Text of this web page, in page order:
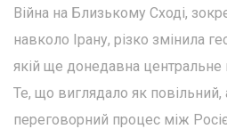
Війна на Близькому Сході,
навколо Ірану, різко змінила
якій ще донедавна центральне
Те, що виглядало як повільний,
переговорний процес між